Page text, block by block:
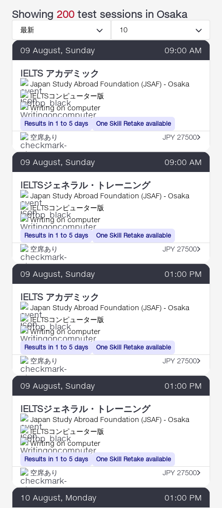
こちら】
💡受験されるモジュールを間違えないように
お申込みください。お支払い完了後の「受験
料受領お知らせ」メールも併せてご確認くだ
さい。テスト当日のモジュール変更はできま
せん。
💡重要：試験当日に18歳未満の受験者は、試
験当日に提出必須書類がございます。【詳細
はこちら】
💡重要：外国籍受験生でIELTSペーパー版受験
をご希望の方に重要なお知らせ 【
ら】
Showing 200 test sessions in Osaka
最新 10
09 August, Sunday 09:00 AM
IELTS アカデミック
Japan Study Abroad Foundation (JSAF) - Osaka
Results in 1 to 5 days
IELTSコンピューター版
Writing on computer
One Skill Retake available
空席あり JPY 27500
09 August, Sunday 09:00 AM
IELTSジェネラル・トレーニング
Japan Study Abroad Foundation (JSAF) - Osaka
Results in 1 to 5 days
IELTSコンピューター版
Writing on computer
One Skill Retake available
空席あり JPY 27500
09 August, Sunday 01:00 PM
IELTS アカデミック
Japan Study Abroad Foundation (JSAF) - Osaka
Results in 1 to 5 days
IELTSコンピューター版
Writing on computer
One Skill Retake available
空席あり JPY 27500
09 August, Sunday 01:00 PM
IELTSジェネラル・トレーニング
Japan Study Abroad Foundation (JSAF) - Osaka
Results in 1 to 5 days
IELTSコンピューター版
Writing on computer
One Skill Retake available
空席あり JPY 27500
10 August, Monday 01:00 PM